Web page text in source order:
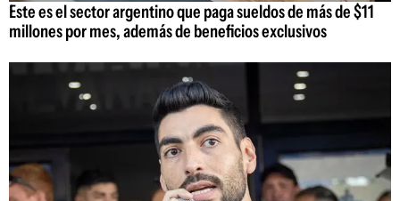
Este es el sector argentino que paga sueldos de más de $11
millones por mes, además de beneficios exclusivos